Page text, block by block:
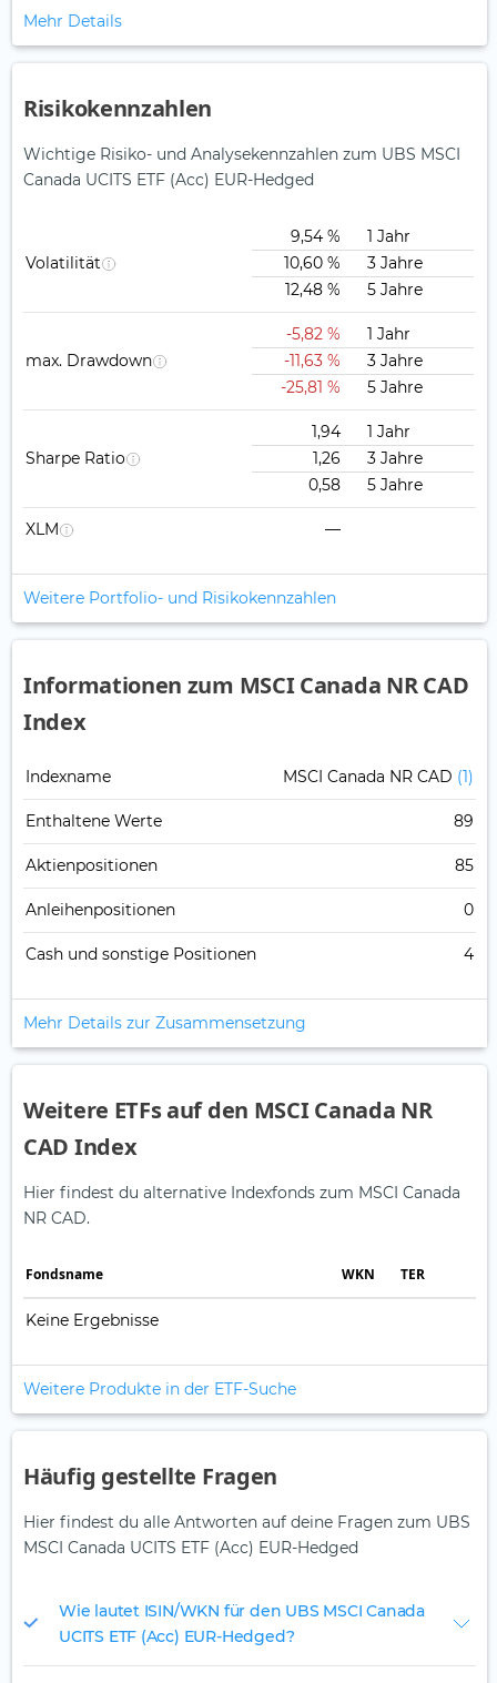
Mehr Details
Risikokennzahlen
Wichtige Risiko- und Analysekennzahlen zum UBS MSCI
Canada UCITS ETF (Acc) EUR-Hedged
Volatilität
9,54 %
1 Jahr
10,60 %
3 Jahre
12,48 %
5 Jahre
max. Drawdown
-5,82 %
1 Jahr
-11,63 %
3 Jahre
-25,81 %
5 Jahre
Sharpe Ratio
1,94
1 Jahr
1,26
3 Jahre
0,58
5 Jahre
XLM —
Weitere Portfolio- und Risikokennzahlen
Informationen zum MSCI Canada NR CAD
Index
Indexname MSCI Canada NR CAD (1)
Enthaltene Werte 89
Aktienpositionen 85
Anleihenpositionen 0
Cash und sonstige Positionen 4
Mehr Details zur Zusammensetzung
Weitere ETFs auf den MSCI Canada NR
CAD Index
Hier findest du alternative Indexfonds zum MSCI Canada
NR CAD.
Fonds­name WKN TER
Keine Ergebnisse
Weitere Produkte in der ETF-Suche
Häufig gestellte Fragen
Hier findest du alle Antworten auf deine Fragen zum UBS
MSCI Canada UCITS ETF (Acc) EUR-Hedged
Wie lautet ISIN/WKN für den UBS MSCI Canada
UCITS ETF (Acc) EUR-Hedged?